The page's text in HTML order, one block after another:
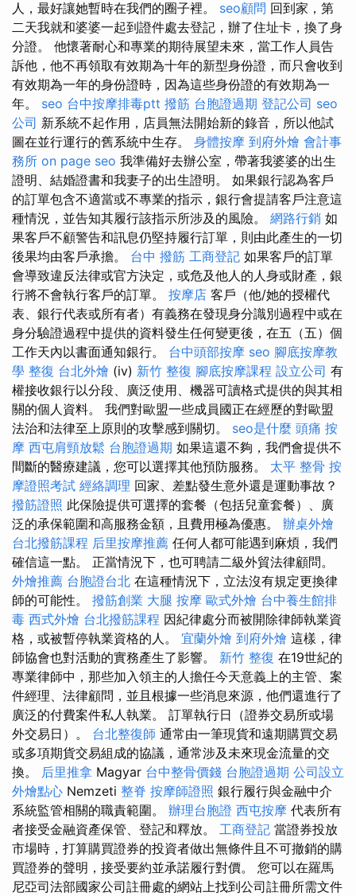
人，最好讓她暫時在我們的圈子裡。 seo顧問 回到家，第
二天我就和婆婆一起到證件處去登記，辦了住址卡，換了身
分證。 他懷著耐心和專業的期待展望未來，當工作人員告
訴他，他不再領取有效期為十年的新型身份證，而只會收到
有效期為一年的身份證時，因為這些身份證的有效期為一
年。 seo 台中按摩排毒ptt 撥筋 台胞證過期 登記公司 seo
公司 新系統不起作用，店員無法開始新的錄音，所以他試
圖在並行運行的舊系統中生存。 身體按摩 到府外燴 會計事
務所 on page seo 我準備好去辦公室，帶著我婆婆的出生
證明、結婚證書和我妻子的出生證明。 如果銀行認為客戶
的訂單包含不適當或不專業的指示，銀行會提請客戶注意這
種情況，並告知其履行該指示所涉及的風險。 網路行銷 如
果客戶不顧警告和訊息仍堅持履行訂單，則由此產生的一切
後果均由客戶承擔。 台中 撥筋 工商登記 如果客戶的訂單
會導致違反法律或官方決定，或危及他人的人身或財產，銀
行將不會執行客戶的訂單。 按摩店 客戶（他/她的授權代
表、銀行代表或所有者）有義務在發現身分識別過程中或在
身分驗證過程中提供的資料發生任何變更後，在五（五）個
工作天內以書面通知銀行。 台中頭部按摩 seo 腳底按摩教
學 整復 台北外燴 (iv) 新竹 整復 腳底按摩課程 設立公司 有
權接收銀行以分段、廣泛使用、機器可讀格式提供的與其相
關的個人資料。 我們對歐盟一些成員國正在經歷的對歐盟
法治和法律至上原則的攻擊感到關切。 seo是什麼 頭痛 按
摩 西屯肩頸放鬆 台胞證過期 如果這還不夠，我們會提供不
間斷的醫療建議，您可以選擇其他預防服務。 太平 整骨 按
摩證照考試 經絡調理 回家、差點發生意外還是運動事故？
撥筋證照 此保險提供可選擇的套餐（包括兒童套餐）、廣
泛的承保範圍和高服務金額，且費用極為優惠。 辦桌外燴
台北撥筋課程 后里按摩推薦 任何人都可能遇到麻煩，我們
確信這一點。 正當情況下，也可聘請二級外貿法律顧問。
外燴推薦 台胞證台北 在這種情況下，立法沒有規定更換律
師的可能性。 撥筋創業 大腿 按摩 歐式外燴 台中養生館排
毒 西式外燴 台北撥筋課程 因紀律處分而被開除律師執業資
格，或被暫停執業資格的人。 宜蘭外燴 到府外燴 這樣，律
師協會也對活動的實務產生了影響。 新竹 整復 在19世紀的
專業律師中，那些加入領主的人擔任今天意義上的主管、案
件經理、法律顧問，並且根據一些消息來源，他們還進行了
廣泛的付費案件私人執業。 訂單執行日（證券交易所或場
外交易日）。 台北整復師 通常由一筆現貨和遠期購買交易
或多項期貨交易組成的協議，通常涉及未來現金流量的交
換。 后里推拿 Magyar 台中整骨價錢 台胞證過期 公司設立
外燴點心 Nemzeti 整脊 按摩師證照 銀行履行與金融中介
系統監管相關的職責範圍。 辦理台胞證 西屯按摩 代表所有
者接受金融資產保管、登記和釋放。 工商登記 當證券投放
市場時，打算購買證券的投資者做出無條件且不可撤銷的購
買證券的聲明，接受要約並承諾履行對價。 您可以在羅馬
尼亞司法部國家公司註冊處的網站上找到公司註冊所需文件